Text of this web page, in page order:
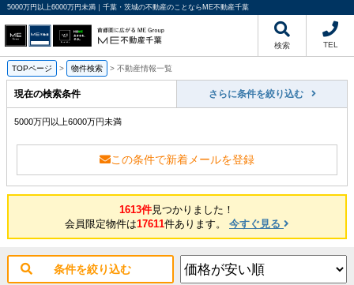
5000万円以上6000万円未満｜千葉・茨城の不動産のことならME不動産千葉
検索 TEL
TOPページ > 物件検索 > 不動産情報一覧
現在の検索条件 さらに条件を絞り込む
5000万円以上6000万円未満
この条件で新着メールを登録
1613件見つかりました！
会員限定物件は17611件あります。 今すぐ見る
条件を絞り込む